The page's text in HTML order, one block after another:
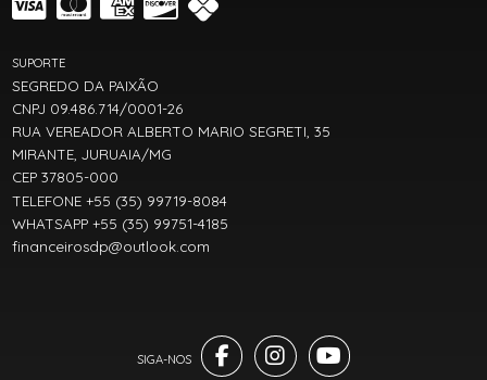
SUPORTE
SEGREDO DA PAIXÃO
CNPJ 09.486.714/0001-26
RUA VEREADOR ALBERTO MARIO SEGRETI, 35
MIRANTE, JURUAIA/MG
CEP 37805-000
TELEFONE +55 (35) 99719-8084
WHATSAPP +55 (35) 99751-4185
financeirosdp@outlook.com